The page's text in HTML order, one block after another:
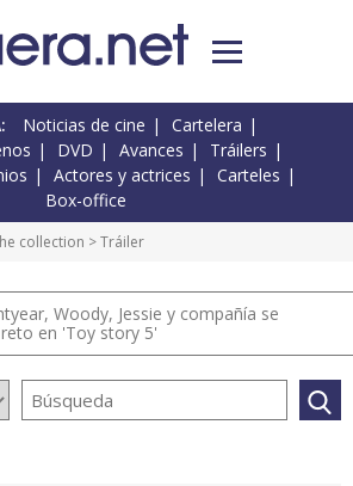
Noticias de cine
Cartelera
DVD Avances
Tráilers
Actores y actrices
Carteles
Box-office
collection > Tráiler
Woody, Jessie y compañía se
en 'Toy story 5'